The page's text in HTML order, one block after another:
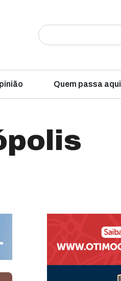
Quem passa aqui